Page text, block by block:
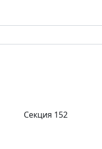
Секция 152